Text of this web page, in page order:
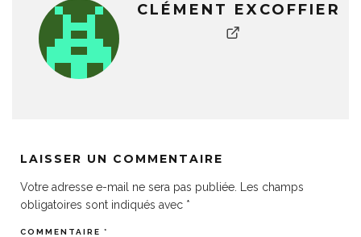
CLÉMENT EXCOFFIER
LAISSER UN COMMENTAIRE
Votre adresse e-mail ne sera pas publiée.
Les champs
obligatoires sont indiqués avec *
COMMENTAIRE *